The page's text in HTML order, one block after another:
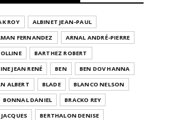
ROY
ALBINET JEAN-PAUL
FERNANDEZ
ARNAL ANDRÉ-PIERRE
BARTHEZ ROBERT
JEAN RENÉ BEN
BEN DOV HANNA
ALBERT BLADE
BLANCO NELSON
BONNAL DANIEL
BRACKO REY
BERTHALON DENISE